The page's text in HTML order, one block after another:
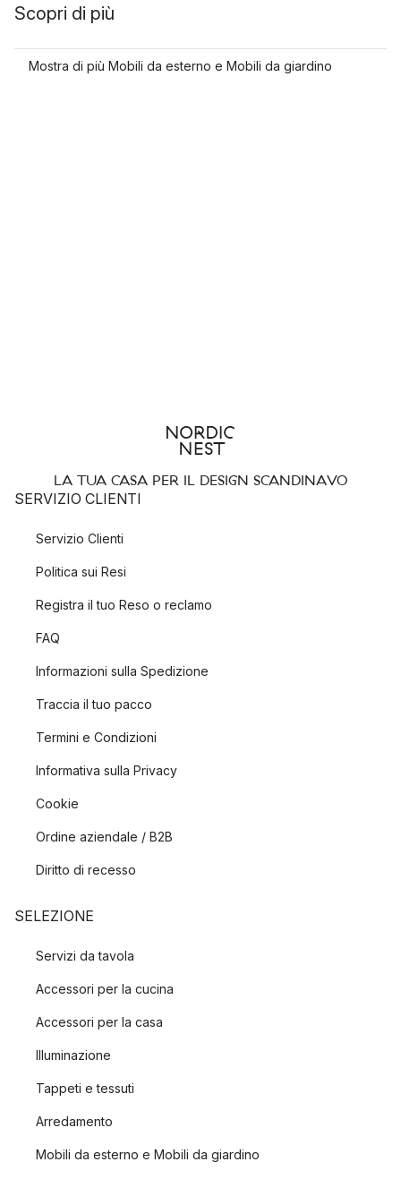
Scopri di più
Mostra di più Mobili da esterno e Mobili da giardino
LA TUA CASA PER IL DESIGN SCANDINAVO
SERVIZIO CLIENTI
Servizio Clienti
Politica sui Resi
Registra il tuo Reso o reclamo
FAQ
Informazioni sulla Spedizione
Traccia il tuo pacco
Termini e Condizioni
Informativa sulla Privacy
Cookie
Ordine aziendale / B2B
Diritto di recesso
SELEZIONE
Servizi da tavola
Accessori per la cucina
Accessori per la casa
Illuminazione
Tappeti e tessuti
Arredamento
Mobili da esterno e Mobili da giardino